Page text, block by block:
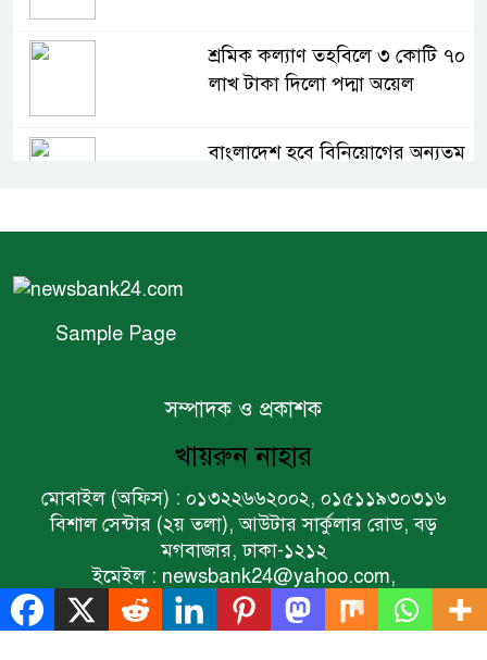
শ্রমিক কল্যাণ তহবিলে ৩ কোটি ৭০
লাখ টাকা দিলো পদ্মা অয়েল
বাংলাদেশ হবে বিনিয়োগের অন্যতম
ইসলামী ব্যাংকের বোর্ড সভা অনুষ্ঠিত
ফরচুন সুজের চেয়ারম্যানসহ
কর্মকর্তাদের ৭ কোটি ২০ লাখ টাকা
জরিমানা
Sample Page
সম্পাদক ও প্রকাশক
খায়রুন নাহার
মোবাইল (অফিস) : ০১৩২২৬৬২০০২, ০১৫১১৯৩০৩১৬
বিশাল সেন্টার (২য় তলা), আউটার সার্কুলার রোড, বড়
মগবাজার, ঢাকা-১২১২
ইমেইল : newsbank24@yahoo.com,
newsbankcountry@gmail.com